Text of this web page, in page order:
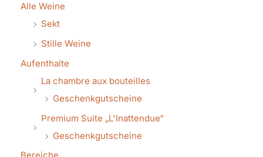
Alle Weine
Sekt
Stille Weine
Aufenthalte
La chambre aux bouteilles
Geschenkgutscheine
Premium Suite „L'Inattendue“
Geschenkgutscheine